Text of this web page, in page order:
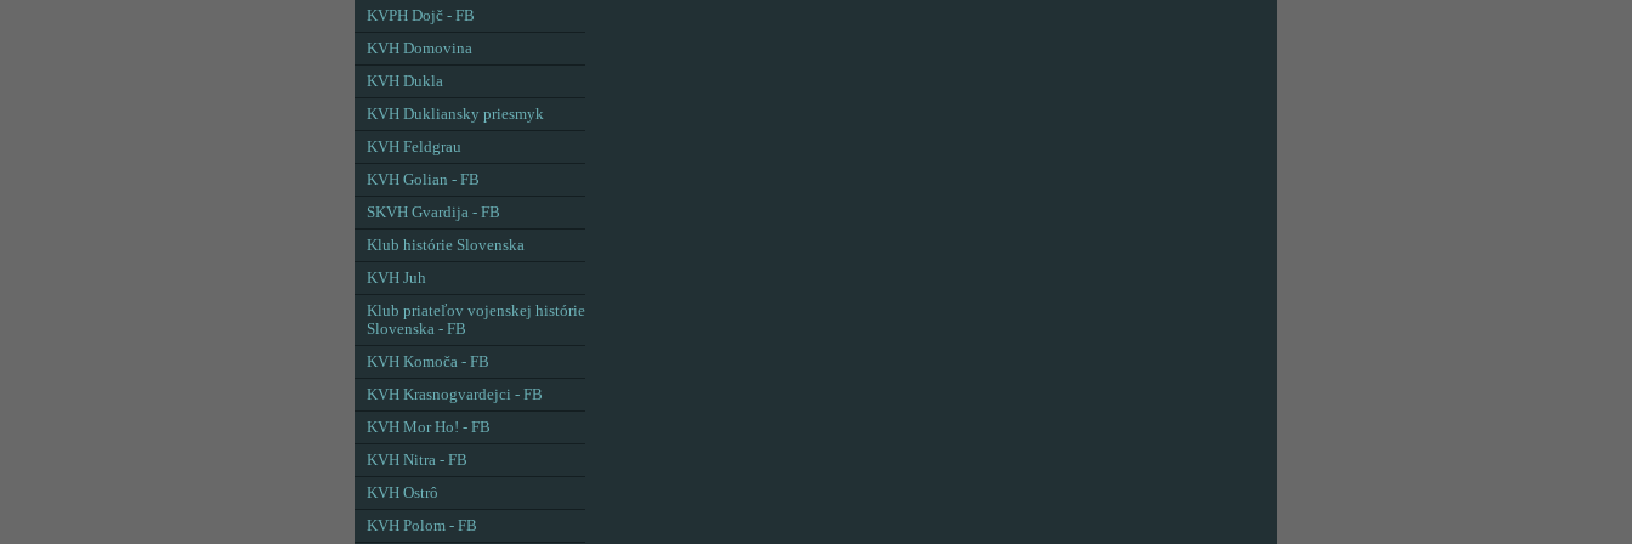
KVPH Dojč - FB
KVH Domovina
KVH Dukla
KVH Dukliansky priesmyk
KVH Feldgrau
KVH Golian - FB
SKVH Gvardija - FB
Klub histórie Slovenska
KVH Juh
Klub priateľov vojenskej histórie
Slovenska - FB
KVH Komoča - FB
KVH Krasnogvardejci - FB
KVH Mor Ho! - FB
KVH Nitra - FB
KVH Ostrô
KVH Polom - FB